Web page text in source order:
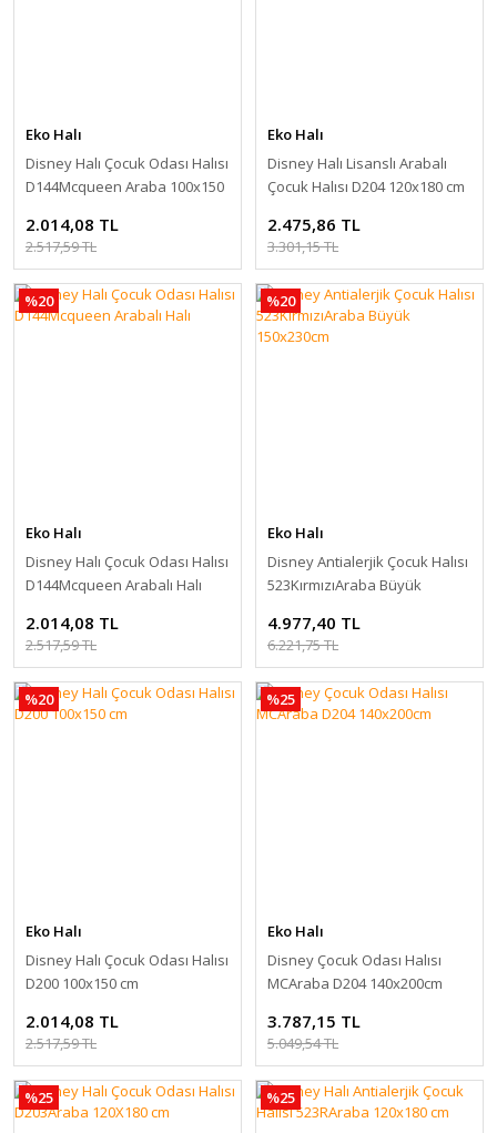
Eko Halı
Disney Halı Çocuk Odası Halısı
D144Mcqueen Araba 100x150
2.014,08 TL
2.517,59 TL
Eko Halı
Disney Halı Lisanslı Arabalı
Çocuk Halısı D204 120x180 cm
2.475,86 TL
3.301,15 TL
%20
Eko Halı
Disney Halı Çocuk Odası Halısı
D144Mcqueen Arabalı Halı
2.014,08 TL
2.517,59 TL
%20
Eko Halı
Disney Antialerjik Çocuk Halısı
523KırmızıAraba Büyük
4.977,40 TL
6.221,75 TL
%20
Eko Halı
Disney Halı Çocuk Odası Halısı
D200 100x150 cm
2.014,08 TL
2.517,59 TL
%25
Eko Halı
Disney Çocuk Odası Halısı
MCAraba D204 140x200cm
3.787,15 TL
5.049,54 TL
%25 %25